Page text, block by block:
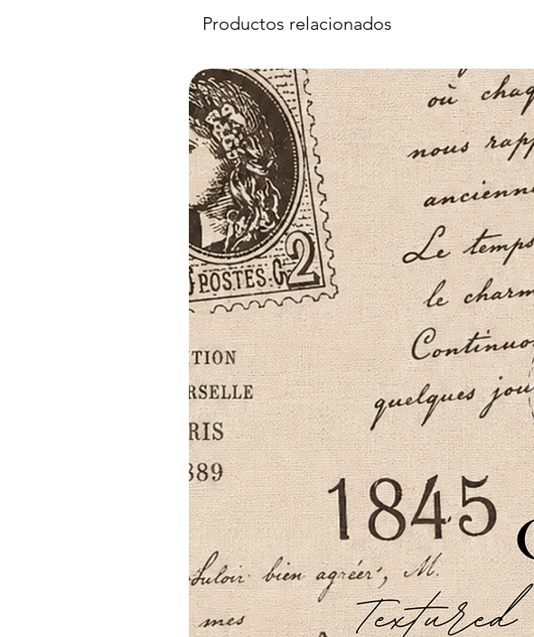
Productos relacionados